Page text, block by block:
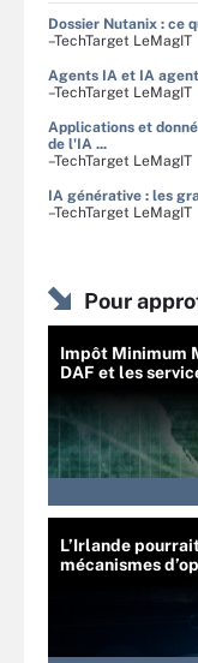
Dossier Nutanix : ce
–TechTarget LeMagIT
Agents IA et IA
–TechTarget LeMagIT
Applications et
de l'IA ...
–TechTarget LeMagIT
IA générative : les
–TechTarget LeMagIT
Pour
Impôt Minimum
DAF et les
L’Irlande
mécanismes